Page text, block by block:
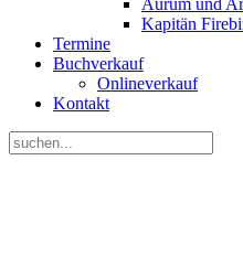
Aurum und
Kapitän
Termine
Buchverkauf
Onlineverkauf
Kontakt